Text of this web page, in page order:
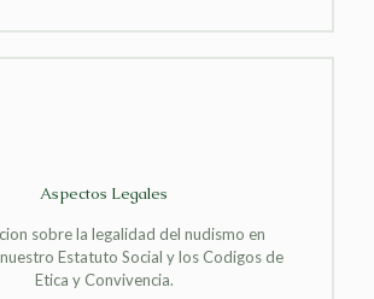
Aspectos Legales
sobre la legalidad del nudismo en
Estatuto Social y los Codigos de
Etica y Convivencia.